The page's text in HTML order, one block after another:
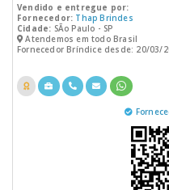
Vendido e entregue por:
Fornecedor: Thap Brindes
Cidade: SÃo Paulo - SP
Atendemos em todo Brasil
Fornecedor Bríndice desde: 20/03/